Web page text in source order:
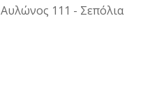
111 - Σεπόλια